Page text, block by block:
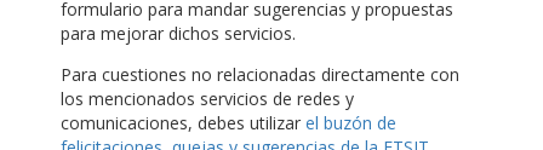
formulario para mandar sugerencias y propuestas
para mejorar dichos servicios.
Para cuestiones no relacionadas directamente con
los mencionados servicios de redes y
comunicaciones, debes utilizar el buzón de